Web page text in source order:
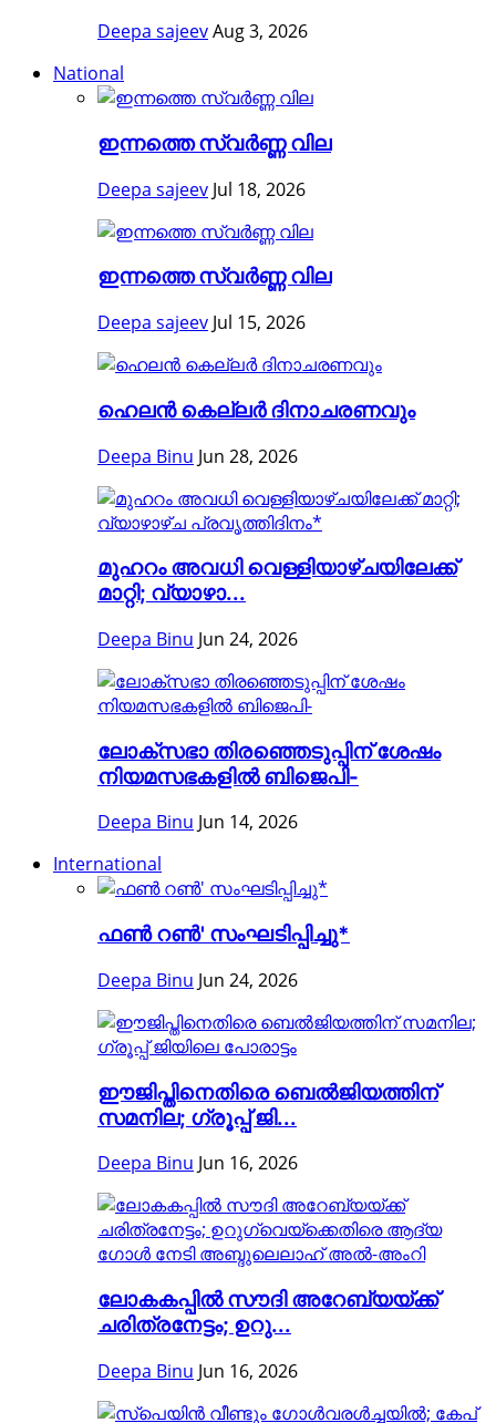
Deepa sajeevAug 3, 2026
National
ഇന്നത്തെ സ്വർണ്ണ വില
Deepa sajeev Jul 18, 2026
ഇന്നത്തെ സ്വർണ്ണ വില
Deepa sajeev Jul 15, 2026
ഹെലന്‍ കെല്ലര്‍ ദിനാചരണവും
Deepa Binu Jun 28, 2026
മുഹറം അവധി വെള്ളിയാഴ്ചയിലേക്ക്
മാറ്റി; വ്യാഴാ...
Deepa Binu Jun 24, 2026
ലോക്സഭാ തിരഞ്ഞെടുപ്പിന് ശേഷം
നിയമസഭകളിൽ ബിജെപി-
Deepa Binu Jun 14, 2026
International
ഫൺ റൺ' സംഘടിപ്പിച്ചു*
Deepa Binu Jun 24, 2026
ഈജിപ്തിനെതിരെ ബെൽജിയത്തിന്
സമനില; ഗ്രൂപ്പ് ജി...
Deepa Binu Jun 16, 2026
ലോകകപ്പിൽ സൗദി അറേബ്യയ്ക്ക്
ചരിത്രനേട്ടം; ഉറു...
Deepa Binu Jun 16, 2026